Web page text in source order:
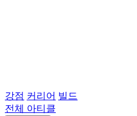
강점 커리어 빌드
전체 아티클